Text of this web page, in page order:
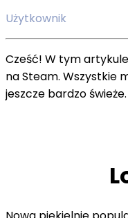
Użytkownik
Cześć! W tym
na Steam. Wszystkie
jeszcze bardzo